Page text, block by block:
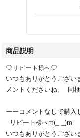
商品説明
♡リピート様へ♡
いつもありがとうござい
メントくださいね。 同
ーーコメントなしで購入
リピート様へm(_ _)m
いつもありがとうござい